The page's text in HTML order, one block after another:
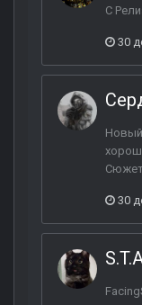
С
30
30